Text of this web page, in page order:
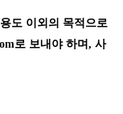
도 이외의 목적으로
로 보내야 하며, 사